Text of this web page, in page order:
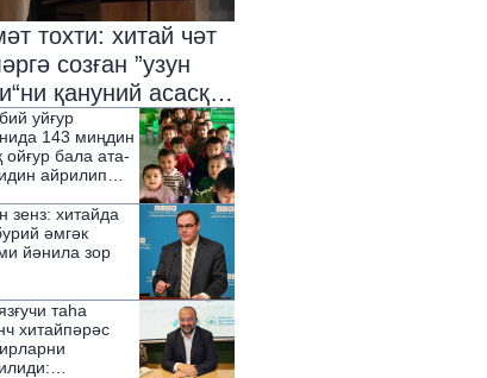
тохти: хитай чәт
созған ”узун
қануний асасқа
уйғур
143 миңдин
ойғур бала ата-
айрилип
зенз: хитайда
әмгәк
йәнила зор
таһа
хитайпәрәс